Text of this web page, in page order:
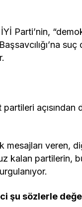
Parti’nin,
açısından
veren,
kalan partilerin,
şu sözlerle